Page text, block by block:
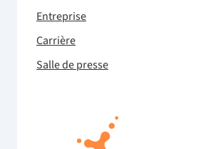
Entreprise
Carrière
Salle de presse